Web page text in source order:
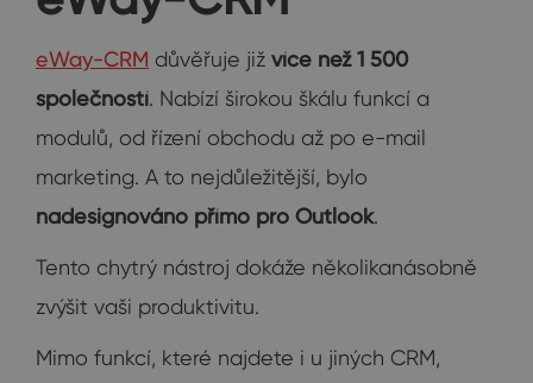
eWay-CRM důvěřuje již více než 1 500
společností. Nabízí širokou škálu funkcí a
modulů, od řízení obchodu až po e-mail
marketing. A to nejdůležitější, bylo
nadesignováno přímo pro Outlook.
Tento chytrý nástroj dokáže několikanásobně
zvýšit vaši produktivitu.
Mimo funkcí, které najdete i u jiných CRM,